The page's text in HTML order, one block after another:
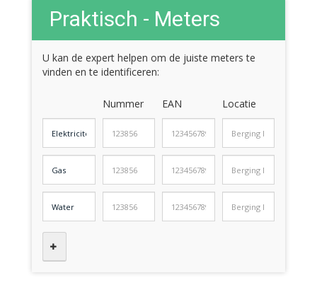
Praktisch - Meters
U kan de expert helpen om de juiste meters te
vinden en te identificeren:
Nummer EAN Locatie